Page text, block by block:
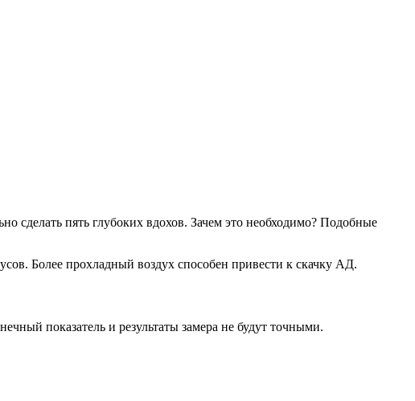
сделать пять глубоких вдохов. Зачем это необходимо? Подобные
Более прохладный воздух способен привести к скачку АД.
показатель и результаты замера не будут точными.